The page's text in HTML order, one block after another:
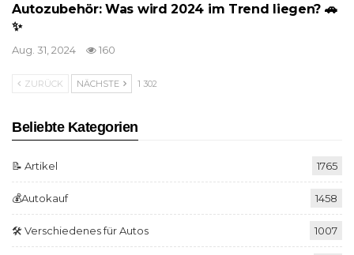
Autozubehör: Was wird 2024 im Trend liegen? 🚗
✨
Aug. 31, 2024 160
ZURÜCK NÄCHSTE 1 302
Beliebte Kategorien
📝 Artikel 1765
💰Autokauf 1458
🛠️ Verschiedenes für Autos 1007